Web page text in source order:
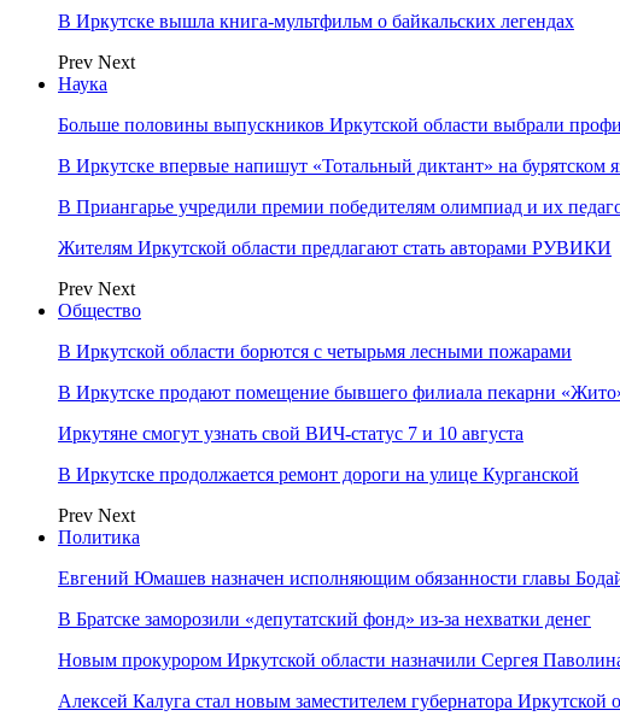
В Иркутске вышла книга-мультфильм о байкальских легендах
Prev Next
Наука
Больше половины выпускников Иркутской области выбрали
В Иркутске впервые напишут «Тотальный диктант» на бурятском
В Приангарье учредили премии победителям олимпиад и их
Жителям Иркутской области предлагают стать авторами РУВИКИ
Prev Next
Общество
В Иркутской области борются с четырьмя лесными пожарами
В Иркутске продают помещение бывшего филиала пекарни
Иркутяне смогут узнать свой ВИЧ-статус 7 и 10 августа
В Иркутске продолжается ремонт дороги на улице Курганской
Prev Next
Политика
Евгений Юмашев назначен исполняющим обязанности главы
В Братске заморозили «депутатский фонд» из‑за нехватки денег
Новым прокурором Иркутской области назначили Сергея
Алексей Калуга стал новым заместителем губернатора Иркутской